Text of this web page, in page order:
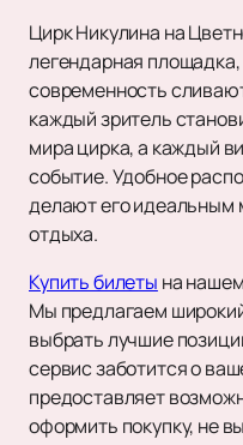
Цирк Никулина на
легендарная
современность
каждый зритель
мира цирка, а каждый
событие. Удобное
делают его идеальным
отдыха.
Купить билеты на
Мы предлагаем
выбрать лучшие
сервис заботится о
предоставляет
оформить покупку, не